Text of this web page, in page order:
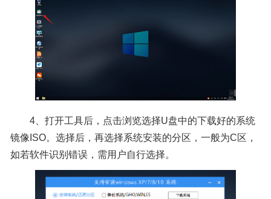
4、打开工具后，点击浏览选择U盘中的下载好的系统
镜像ISO。选择后，再选择系统安装的分区，一般为C区，
如若软件识别错误，需用户自行选择。